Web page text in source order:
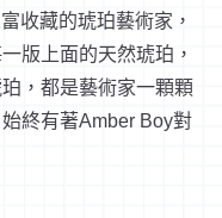
收藏的琥珀藝術家，
版上面的天然琥珀，
，都是藝術家一顆顆
終有著Amber Boy對